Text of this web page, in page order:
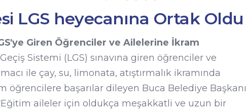
LGS heyecanına Ortak Oldu
Giren Öğrenciler ve Ailelerine İkram
Sistemi (LGS) sınavına giren öğrenciler ve
ile çay, su, limonata, atıştırmalık ikramında
öğrencilere başarılar dileyen Buca Belediye Başkanı
aileler için oldukça meşakkatli ve uzun bir